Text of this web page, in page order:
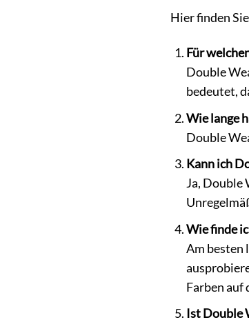
Hier finden
Für
Double
bedeutet,
Wie lange
Double
Kann ich
Ja, Double
Wie finde
Am besten
Farben auf
Ist Double